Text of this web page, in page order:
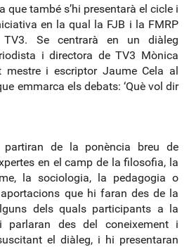
que també s’hi presentarà el cicle i
en la qual la FJB i la FMRP
TV3. Se centrarà en un diàleg
i directora de TV3 Mònica
mestre i escriptor Jaume Cela al
emmarca els debats: ‘Què vol dir
de la ponència breu de
en el camp de la filosofia, la
la sociologia, la pedagogia o
que hi faran des de la
dels quals participants a la
parlaran des del coneixement i
el diàleg, i hi presentaran